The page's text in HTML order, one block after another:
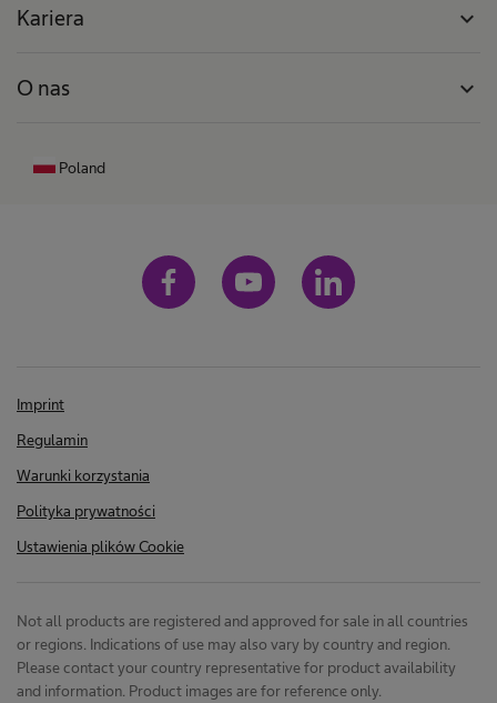
Kariera expand_more
O nas expand_more
Poland
Imprint
Regulamin
Warunki korzystania
Polityka prywatności
Ustawienia plików Cookie
Not all products are registered and approved for sale in all countries
or regions. Indications of use may also vary by country and region.
Please contact your country representative for product availability
and information. Product images are for reference only.